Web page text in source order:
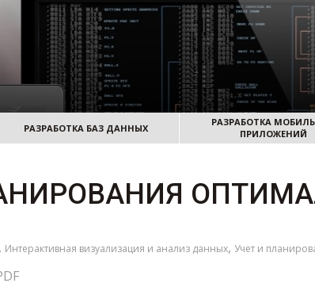
РАЗРАБОТКА БАЗ ДАННЫХ
РАЗРАБОТКА
ПРИЛОЖЕНИЙ
, Интерактивная визуализация и анализ данных, Учет и